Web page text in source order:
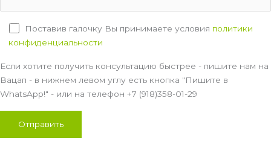
Поставив галочку Вы принимаете условия политики
конфиденциальности
Если хотите получить консультацию быстрее - пишите нам на
Вацап - в нижнем левом углу есть кнопка "Пишите в
WhatsApp!" - или на телефон +7 (918)358-01-29